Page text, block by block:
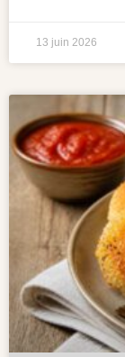
13 juin 2026